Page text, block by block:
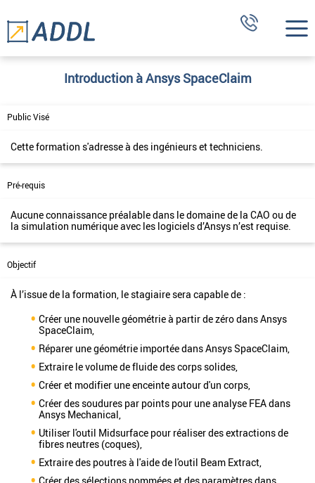
Introduction à Ansys SpaceClaim
Public Visé
Cette formation s'adresse à des ingénieurs et techniciens.
Pré-requis
Aucune connaissance préalable dans le domaine de la CAO ou de
la simulation numérique avec les logiciels d’Ansys n’est requise.
Objectif
À l’issue de la formation, le stagiaire sera capable de :
Créer une nouvelle géométrie à partir de zéro dans Ansys
SpaceClaim,
Réparer une géométrie importée dans Ansys SpaceClaim,
Extraire le volume de fluide des corps solides,
Créer et modifier une enceinte autour d'un corps,
Créer des soudures par points pour une analyse FEA dans
Ansys Mechanical,
Utiliser l'outil Midsurface pour réaliser des extractions de
fibres neutres (coques),
Extraire des poutres à l'aide de l'outil Beam Extract,